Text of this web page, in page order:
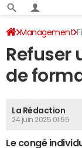
Management
Refuser
de
La Rédaction
24 juin 2025 01:55
Le congé